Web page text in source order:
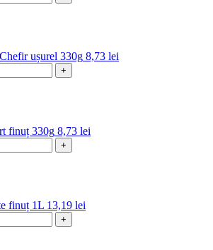
Chefir ușurel 330g 8,73 lei
+
finuț 330g 8,73 lei
+
finuț 1L 13,19 lei
+